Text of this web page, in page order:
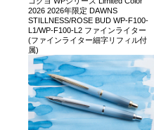
2026 2026年限定 DAWNS
STILLNESS/ROSE BUD WP-F100-
L1/WP-F100-L2 ファインライター
(ファインライター細字リフィル付
属)